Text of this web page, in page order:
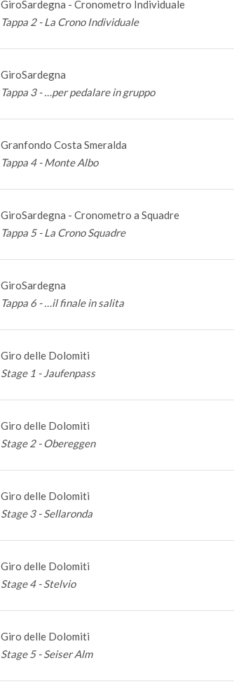
GiroSardegna - Cronometro Individuale
Tappa 2 - La Crono Individuale
GiroSardegna
Tappa 3 - …per pedalare in gruppo
Granfondo Costa Smeralda
Tappa 4 - Monte Albo
GiroSardegna - Cronometro a Squadre
Tappa 5 - La Crono Squadre
GiroSardegna
Tappa 6 - …il finale in salita
Giro delle Dolomiti
Stage 1 - Jaufenpass
Giro delle Dolomiti
Stage 2 - Obereggen
Giro delle Dolomiti
Stage 3 - Sellaronda
Giro delle Dolomiti
Stage 4 - Stelvio
Giro delle Dolomiti
Stage 5 - Seiser Alm